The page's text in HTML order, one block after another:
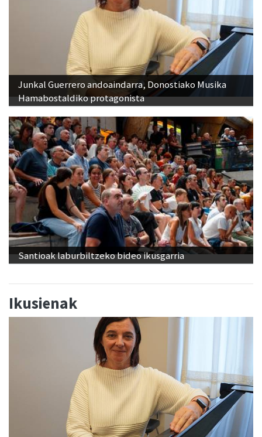
Junkal Guerrero andoaindarra, Donostiako Musika
Hamabostaldiko protagonista
Santioak laburbiltzeko bideo ikusgarria
Ikusienak